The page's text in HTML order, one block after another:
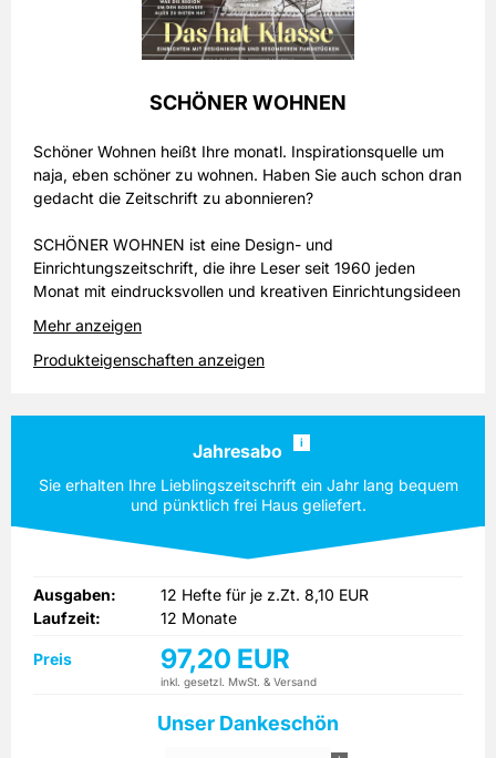
SCHÖNER WOHNEN
Schöner Wohnen heißt Ihre monatl. Inspirationsquelle um
naja, eben schöner zu wohnen. Haben Sie auch schon dran
gedacht die Zeitschrift zu abonnieren?
SCHÖNER WOHNEN ist eine Design- und
Einrichtungszeitschrift, die ihre Leser seit 1960 jeden
Monat mit eindrucksvollen und kreativen Einrichtungsideen
Abonnement, so sind Sie stets auf dem Laufenden über die
neuesten Trends im Möbeldesign und in der
dem Halbjahresabo die Möglichkeit dazu. SCHÖNER
WOHNEN präsentiert in farbigen Hochglanzfotos die
gelungene Kombination von Möbeln, Wohnaccessoires und
Wandgestaltungen. Dabei listet die Zeitschrift die
auf, sodass Sie Ihre Wohnungseinrichtung an den
gehören auch die Vorstellung von Musterhäusern und
Musterwohnungen sowie Gartentipps zum Inhalt.
WOHNEN Abonnement, dann versäumen Sie keine
Mehr anzeigen
Produkteigenschaften anzeigen
Jahresabo i
Sie erhalten Ihre Lieblingszeitschrift ein Jahr lang bequem
und pünktlich frei Haus geliefert.
Ausgaben:
12 Hefte für je z.Zt. 8,10 EUR
Laufzeit:
12 Monate
Preis 97,20 EUR
inkl. gesetzl. MwSt. & Versand
Unser Dankeschön